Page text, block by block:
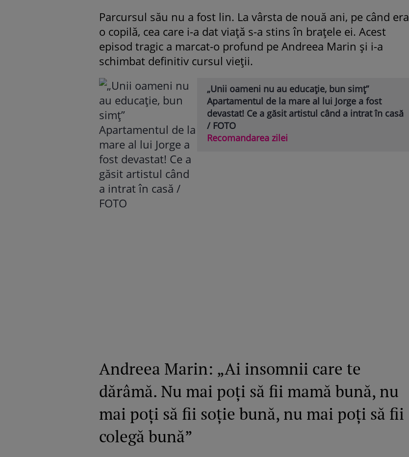
Parcursul său nu a fost lin. La vârsta de nouă ani, pe când era
o copilă, cea care i-a dat viață s-a stins în brațele ei. Acest
episod tragic a marcat-o profund pe Andreea Marin și i-a
schimbat definitiv cursul vieții.
„Unii oameni nu au educație, bun simț”
Apartamentul de la mare al lui Jorge a fost
devastat! Ce a găsit artistul când a intrat în casă
/ FOTO
Recomandarea zilei
Andreea Marin: „Ai insomnii care te
dărâmă. Nu mai poți să fii mamă bună, nu
mai poți să fii soție bună, nu mai poți să fii
colegă bună”